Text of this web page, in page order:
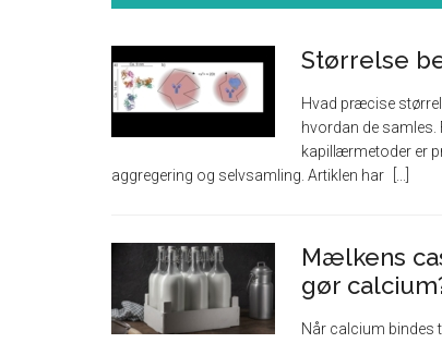
Størrelse
Hvad præcise
hvordan de
kapillærmetoder er
aggregering og selvsamling. Artiklen har
Mælkens
gør
Når calcium bindes